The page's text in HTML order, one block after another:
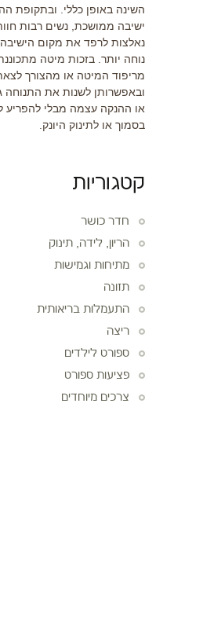
השינה באופן כללי. ובתקופת
ישיבה ממושכת, נשים רבות
נאלצות לרפד את מקום
נוחה יותר. בזכות מיטה
מריפוד המיטה או מהצורך
ובאפשרותן לשנות את התנוחה
או ההנקה עצמה מבלי להפריע
בסמוך או לתינוק היונק.
קטגוריות
חדר כושר
הריון, לידה, תינוק
מתיחות וגמישות
תזונה
התעמלות בריאותית
ריצה
ספורט לילדים
פציעות ספורט
צרכים מיוחדים